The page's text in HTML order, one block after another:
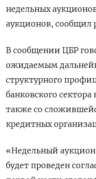
недельных
аукционов, сообщил
В сообщении ЦБР
ожидаемым
структурного
банковского
также со
кредитных
«Недельный аукцион
будет проведен